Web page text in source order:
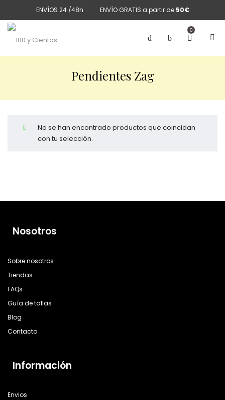
ENVÍOS 24 /48h ENVÍO GRATIS a partir de 50€
0
Pendientes Zag
No se han encontrado productos que coincidan
con tu selección.
Nosotros
Sobre nosotros
Tiendas
FAQs
Guía de tallas
Blog
Contacto
Información
Envios